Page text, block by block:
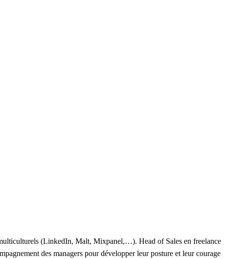
multiculturels (LinkedIn, Malt, Mixpanel,…). Head of Sales en freelance
des managers pour développer leur posture et leur courage